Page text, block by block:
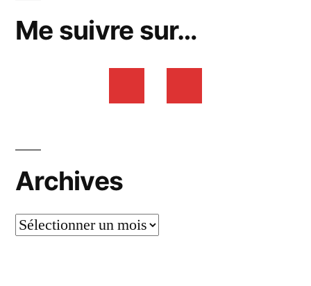
Me suivre sur…
Archives